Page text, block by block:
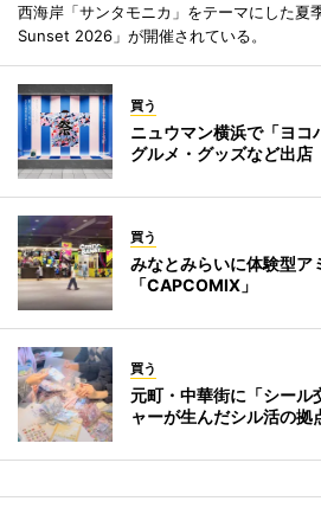
西海岸「サンタモニカ」をテーマにした夏
Sunset 2026」が開催されている。
買う
ニュウマン横浜で「ヨ
グルメ・グッズなど出店
買う
みなとみらいに体験型ア
「CAPCOMIX」
買う
元町・中華街に「シー
ャーが生んだシル活の拠